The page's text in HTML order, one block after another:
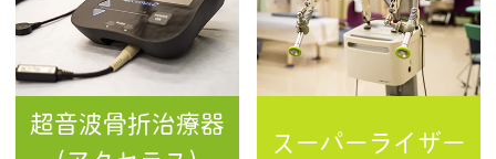
超音波骨折治療器
スーパーライザー